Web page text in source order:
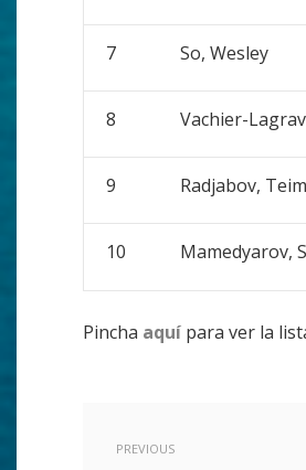
7 So, Wesley
8 Vachier-
9 Radjabov,
10 Mamedyarov,
Pincha aquí para ver la
PREVIOUS